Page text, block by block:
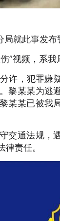
就此事发布
”视频，系
许，犯罪嫌
黎某某为逃
某某已被我
交通法规，
责任。